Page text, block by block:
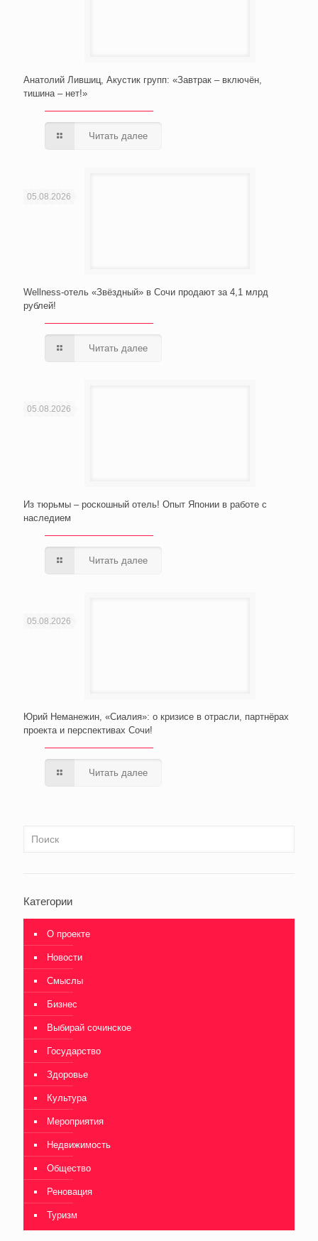
Анатолий Лившиц, Акустик групп: «Завтрак – включён,
тишина – нет!»
Читать далее
05.08.2026
Wellness-отель «Звёздный» в Сочи продают за 4,1 млрд
рублей!
Читать далее
05.08.2026
Из тюрьмы – роскошный отель! Опыт Японии в работе с
наследием
Читать далее
05.08.2026
Юрий Неманежин, «Сиалия»: о кризисе в отрасли, партнёрах
проекта и перспективах Сочи!
Читать далее
Категории
О проекте
Новости
Смыслы
Бизнес
Выбирай сочинское
Государство
Здоровье
Культура
Мероприятия
Недвижимость
Общество
Реновация
Туризм